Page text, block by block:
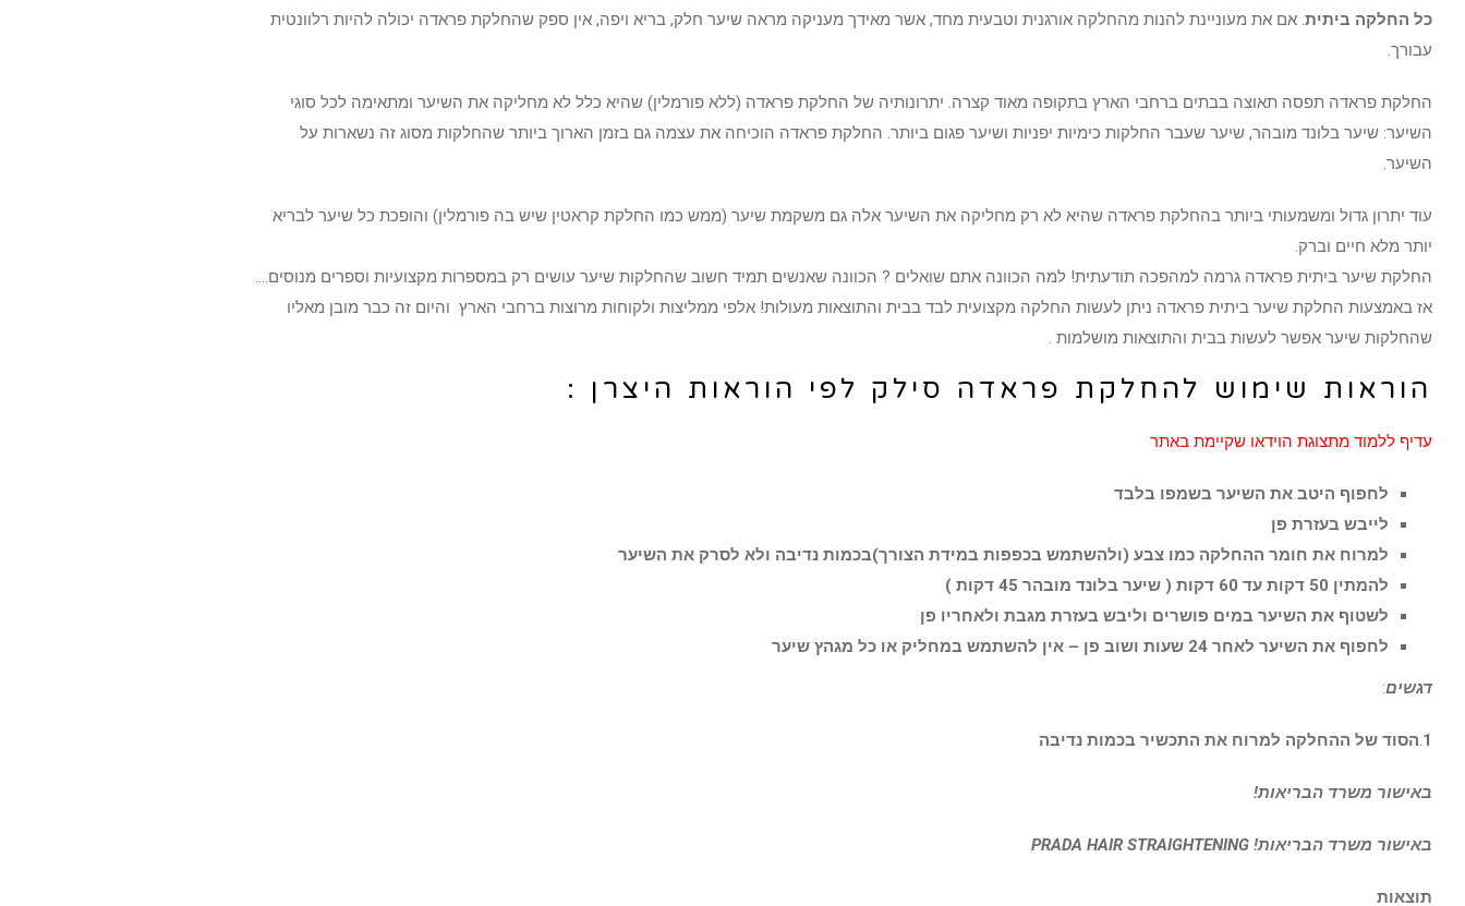
כל החלקה ביתית . אם את מעוניינת להנות מהחלקה אורגנית וטבעית מחד, אשר מאידך מעניקה מראה שיער חלק, בריא ויפה, אין ספק שהחלקת פראדה יכולה להיות רלוונטית
עבורך.
החלקת פראדה תפסה תאוצה בבתים ברחבי הארץ בתקופה מאוד קצרה. יתרונותיה של החלקת פראדה (ללא פורמלין) שהיא כלל לא מחליקה את השיער ומתאימה לכל סוגי
השיער: שיער בלונד מובהר, שיער שעבר החלקות כימיות יפניות ושיער פגום ביותר. החלקת פראדה הוכיחה את עצמה גם בזמן הארוך ביותר שהחלקות מסוג זה נשארות על
השיער.
עוד יתרון גדול ומשמעותי ביותר בהחלקת פראדה שהיא לא רק מחליקה את השיער אלה גם משקמת שיער (ממש כמו החלקת קראטין שיש בה פורמלין) והופכת כל שיער לבריא
יותר מלא חיים וברק.
החלקת שיער ביתית פראדה גרמה למהפכה תודעתית! למה הכוונה אתם שואלים ? הכוונה שאנשים תמיד חשוב שהחלקות שיער עושים רק במספרות מקצועיות וספרים מנוסים….
אז באמצעות החלקת שיער ביתית פראדה ניתן לעשות החלקה מקצועית לבד בבית והתוצאות מעולות! אלפי ממליצות ולקוחות מרוצות ברחבי הארץ והיום זה כבר מובן מאליו
שהחלקות שיער אפשר לעשות בבית והתוצאות מושלמות .
הוראות שימוש להחלקת פראדה סילק לפי הוראות היצרן :
עדיף ללמוד מתצוגת הוידאו שקיימת באתר
לחפוף היטב את השיער בשמפו בלבד
לייבש בעזרת פן
למרוח את חומר ההחלקה כמו צבע (ולהשתמש בכפפות במידת הצורך)בכמות נדיבה ולא לסרק את השיער
להמתין 50 דקות עד 60 דקות ( שיער בלונד מובהר 45 דקות )
לשטוף את השיער במים פושרים וליבש בעזרת מגבת ולאחריו פן
לחפוף את השיער לאחר 24 שעות ושוב פן – אין להשתמש במחליק או כל מגהץ שיער
דגשים:
1 הסוד של ההחלקה למרוח את התכשיר בכמות נדיבה
באישור משרד הבריאות!
באישור משרד הבריאות! PRADA HAIR STRAIGHTENING
תוצאות